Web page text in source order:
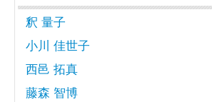
釈 量子
小川 佳世子
西邑 拓真
藤森 智博